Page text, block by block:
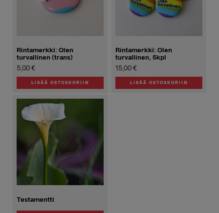
Rintamerkki: Olen
turvallinen (trans)
5,00€
LISÄÄ OSTOSKORIIN
Rintamerkki: Olen
turvallinen, 5kpl
15,00€
LISÄÄ OSTOSKORIIN
Testamentti